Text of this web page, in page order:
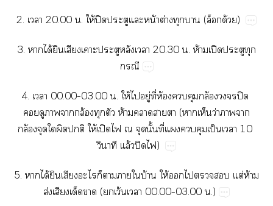
2.​​20.00​.​ให้​ปิ​​​น้​ต่​​​(​ด้)
3.​​ได้​​​​​​​20.30​.​ห้​ปิ​​​

4.​​00.00–03.00​.​ให้​​ู่​ี่​ห้​​​ล้​​​ปิ​
​​​​ล้​​​ห้​​​​(​​​ว่​​​
ล้​​​​​ให้​ปิ​​​​ั้​ี่​​​​ป็​​10​
​ล้​ปิ​)
5.​​ได้​​​​​​​​บ้​ให้​​​​​ต่​ห้​
ส่​​​​(​​ว้​​00.00–03.00​.)